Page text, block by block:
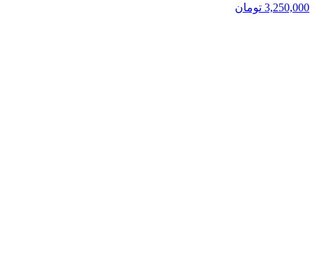
3,250,000 تومان